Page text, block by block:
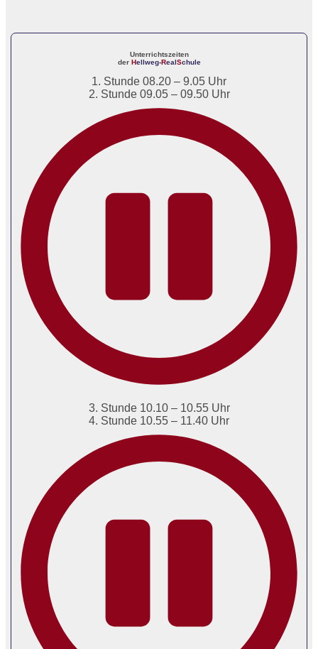
Unterrichtszeiten
der Hellweg-RealSchule
1. Stunde 08.20 – 9.05 Uhr
2. Stunde 09.05 – 09.50 Uhr
3. Stunde 10.10 – 10.55 Uhr
4. Stunde 10.55 – 11.40 Uhr